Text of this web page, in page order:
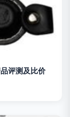
评测及比价